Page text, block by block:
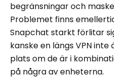
begränsningar och
Problemet finns
Snapchat starkt förlitar
kanske en längs VPN
plats om de är i
på några av enheterna.